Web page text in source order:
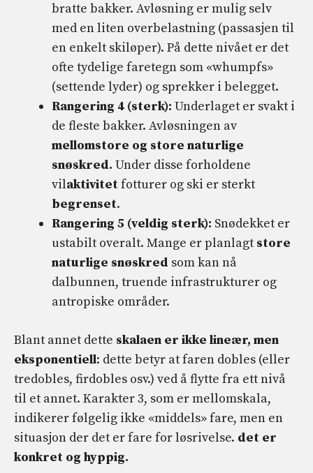
bratte bakker. Avløsning er mulig selv
med en liten overbelastning (passasjen til
en enkelt skiløper). På dette nivået er det
ofte tydelige faretegn som «whumpfs»
(settende lyder) og sprekker i belegget.
Rangering 4 (sterk): Underlaget er svakt i
de fleste bakker. Avløsningen av
mellomstore og store naturlige
snøskred. Under disse forholdene
vilaktivitetfotturer og ski er sterkt
begrenset.
Rangering 5 (veldig sterk): Snødekket er
ustabilt overalt. Mange er planlagt store
naturlige snøskred som kan nå
dalbunnen, truende infrastrukturer og
antropiske områder.
Blant annet dette skalaen er ikke lineær, men
eksponentiell: dette betyr at faren dobles (eller
tredobles, firdobles osv.) ved å flytte fra ett nivå
til et annet. Karakter 3, som er mellomskala,
indikerer følgelig ikke «middels» fare, men en
situasjon der det er fare for løsrivelse. det er
konkret og hyppig.